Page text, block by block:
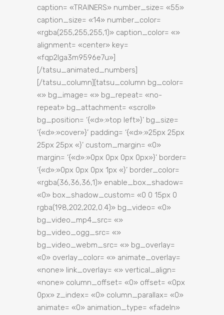
caption= «TRAINERS» number_size= «55»
caption_size= «14» number_color=
«rgba(255,255,255,1)» caption_color= «»
alignment= «center» key=
«fqp2lga3m9596e7u»]
[/tatsu_animated_numbers]
[/tatsu_column][tatsu_column bg_color=
«» bg_image= «» bg_repeat= «no-
repeat» bg_attachment= «scroll»
bg_position= ‘{«d»:»top left»}’ bg_size=
‘{«d»:»cover»}’ padding= ‘{«d»:»25px 25px
25px 25px «}’ custom_margin= «0»
margin= ‘{«d»:»0px 0px 0px 0px»}’ border=
‘{«d»:»0px 0px 0px 1px «}’ border_color=
«rgba(36,36,36,1)» enable_box_shadow=
«0» box_shadow_custom= «0 0 15px 0
rgba(198,202,202,0.4)» bg_video= «0»
bg_video_mp4_src= «»
bg_video_ogg_src= «»
bg_video_webm_src= «» bg_overlay=
«0» overlay_color= «» animate_overlay=
«none» link_overlay= «» vertical_align=
«none» column_offset= «0» offset= «0px
0px» z_index= «0» column_parallax= «0»
animate= «0» animation_type= «fadeIn»